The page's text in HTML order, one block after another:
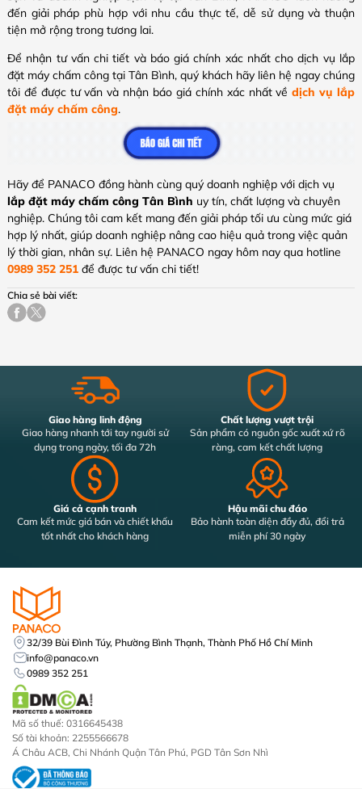
đến giải pháp phù hợp với nhu cầu thực tế, dễ sử dụng và thuận
tiện mở rộng trong tương lai.
Để nhận tư vấn chi tiết và báo giá chính xác nhất cho dịch vụ lắp
đặt máy chấm công tại Tân Bình, quý khách hãy liên hệ ngay chúng
tôi để được tư vấn và nhận báo giá chính xác nhất vềdịch vụ lắp
đặt máy chấm công.
Hãy để PANACO đồng hành cùng quý doanh nghiệp với dịch vụ
lắp đặt máy chấm công Tân Bình uy tín, chất lượng và chuyên
nghiệp. Chúng tôi cam kết mang đến giải pháp tối ưu cùng mức giá
hợp lý nhất, giúp doanh nghiệp nâng cao hiệu quả trong việc quản
lý thời gian, nhân sự. Liên hệ PANACO ngay hôm nay qua hotline
0989 352 251 để được tư vấn chi tiết!
Chia sẻ bài viết:
Giao hàng linh động
Giao hàng nhanh tới tay người sử
dụng trong ngày, tối đa 72h
Chất lượng vượt trội
Sản phẩm có nguồn gốc xuất xứ rõ
ràng, cam kết chất lượng
Giá cả cạnh tranh
Cam kết mức giá bán và chiết khấu
tốt nhất cho khách hàng
Hậu mãi chu đáo
Bảo hành toàn diện đầy đủ, đổi trả
miễn phí 30 ngày
32/39 Bùi Đình Túy, Phường Bình Thạnh, Thành Phố Hồ Chí Minh
info@panaco.vn
0989 352 251
Mã số thuế: 0316645438
Số tài khoản: 2255566678
Á Châu ACB, Chi Nhánh Quận Tân Phú, PGD Tân Sơn Nhì